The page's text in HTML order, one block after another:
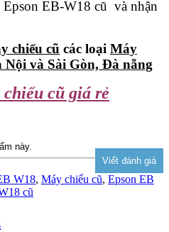
Epson EB-W18 cũ và nhận
chiếu cũ các loại Máy
Nội và Sài Gòn, Đà nẵng
chiếu cũ giá rẻ
này.
W18, Máy chiếu cũ, Epson EB
cũ